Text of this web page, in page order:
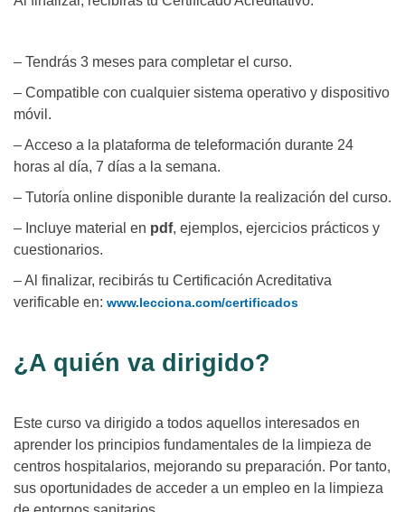
– Tendrás 3 meses para completar el curso.
– Compatible con cualquier sistema operativo y dispositivo
móvil.
– Acceso a la plataforma de teleformación durante 24
horas al día, 7 días a la semana.
– Tutoría online disponible durante la realización del curso.
– Incluye material en pdf, ejemplos, ejercicios prácticos y
cuestionarios.
– Al finalizar, recibirás tu Certificación Acreditativa
verificable en: www.lecciona.com/certificados
¿A quién va dirigido?
Este curso va dirigido a todos aquellos interesados en
aprender los principios fundamentales de la limpieza de
centros hospitalarios, mejorando su preparación. Por tanto,
sus oportunidades de acceder a un empleo en la limpieza